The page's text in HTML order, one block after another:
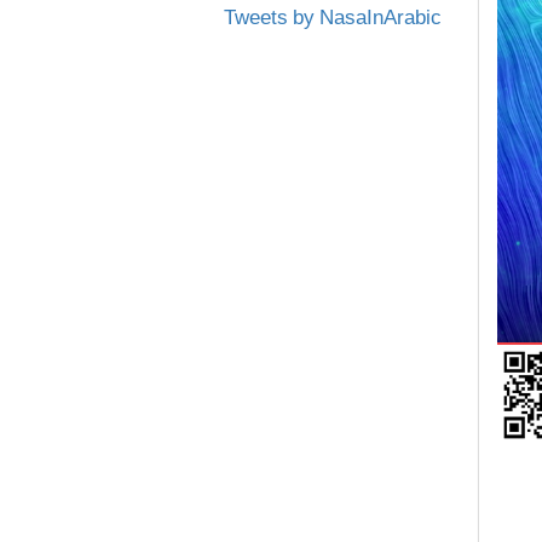
Tweets by NasaInArabic